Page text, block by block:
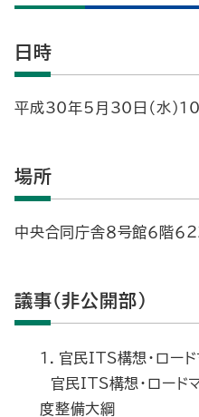
日時
平成30年5月30日（水）
場所
中央合同庁舎８号館６階６
議事（非公開部）
１．官民ITS構想・ロー
官民ITS構想・ロード
度整備大綱